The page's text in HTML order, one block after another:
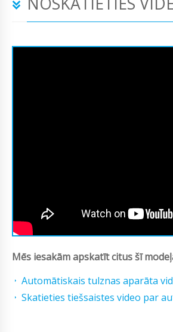
Mēs iesakām apskatīt citus šī
Automātiskais tulznas aparāta
Skatieties tiešsaistes video par